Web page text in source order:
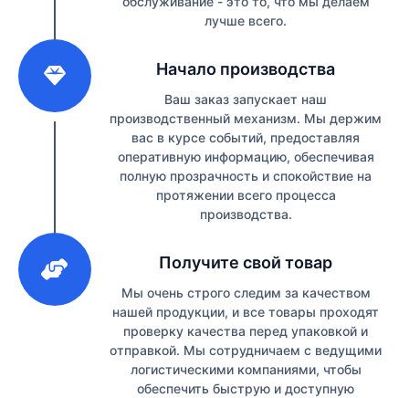
лучше всего.
Начало производства
Ваш заказ запускает наш
производственный механизм. Мы держим
вас в курсе событий, предоставляя
оперативную информацию, обеспечивая
полную прозрачность и спокойствие на
протяжении всего процесса
производства.
Получите свой товар
Мы очень строго следим за качеством
нашей продукции, и все товары проходят
проверку качества перед упаковкой и
отправкой. Мы сотрудничаем с ведущими
логистическими компаниями, чтобы
обеспечить быструю и доступную